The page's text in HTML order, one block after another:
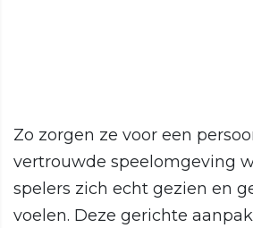
Zo zorgen ze voor een
vertrouwde speelomgeving
spelers zich echt gezien en
voelen. Deze gerichte